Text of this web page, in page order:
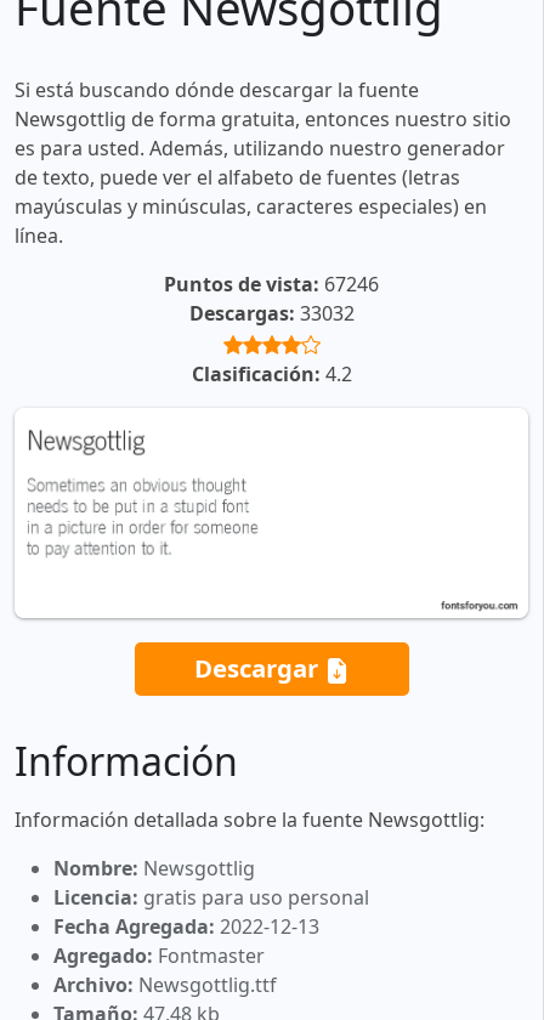
Si está buscando dónde descargar la fuente
Newsgottlig de forma gratuita, entonces nuestro sitio
es para usted. Además, utilizando nuestro generador
de texto, puede ver el alfabeto de fuentes (letras
mayúsculas y minúsculas, caracteres especiales) en
línea.
Puntos de vista: 67246
Descargas: 33032
Clasificación: 4.2
Descargar
Información
Información detallada sobre la fuente Newsgottlig:
Nombre: Newsgottlig
Licencia: gratis para uso personal
Fecha Agregada: 2022-12-13
Agregado: Fontmaster
Archivo: Newsgottlig.ttf
Tamaño: 47,48 kb